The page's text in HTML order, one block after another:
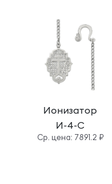
Ионизатор
И-4-С
Cр. цена: 7891.2 ₽